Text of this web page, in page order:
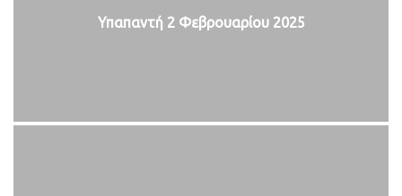
Υπαπαντή 2 Φεβρουαρίου 2025